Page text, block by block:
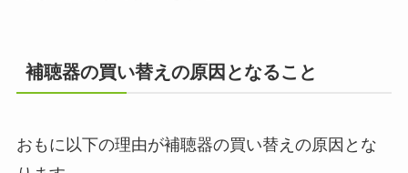
補聴器の買い替えの原因となること
おもに以下の理由が補聴器の買い替えの原因とな